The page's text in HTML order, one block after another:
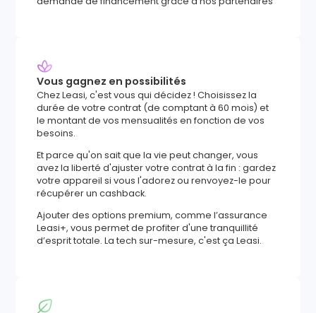
Vous gagnez en possibilités
Chez Leasi, c'est vous qui décidez ! Choisissez la
durée de votre contrat (de comptant à 60 mois) et
le montant de vos mensualités en fonction de vos
besoins.
Et parce qu'on sait que la vie peut changer, vous
avez la liberté d'ajuster votre contrat à la fin : gardez
votre appareil si vous l'adorez ou renvoyez-le pour
récupérer un cashback.
Ajouter des options premium, comme l’assurance
Leasi+, vous permet de profiter d'une tranquillité
d’esprit totale. La tech sur-mesure, c'est ça Leasi.